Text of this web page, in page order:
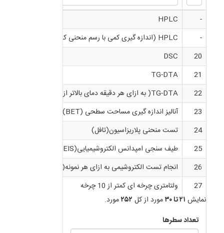
-
HPLC
-
HPLC (اندازه گیری کمی با رسم منحنی کالیبراسیون)
20
DSC
21
TG-DTA
22
TG-DTA( به ازای هر دقیقه دمای بالاتر از 800 درجه و زمان بیشتر از یک ساعت)
23
آنالیز اندازه گیری مساحت سطحی (BET)- چهل نقطه ای
24
تست منحنی پلاریزاسیون(تافل)
25
طیف سنجی امپدانس الکتروشیمیایی(EIS)
26
انجام تست الکتروشیمی به ازای هر نمونه(شامل
27
ولتامتری چرخه ای کمتر از 10 چرخه
نمایش ۲۱ تا ۳۰ مورد از کل ۲۵۲مورد.
تعداد سطرها